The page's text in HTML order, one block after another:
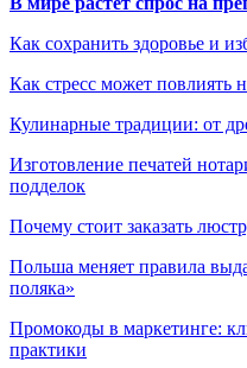
Как сохранить здоровье и
Как стресс может повлиять
Кулинарные традиции: от
Изготовление печатей
подделок
Почему стоит заказать
Польша меняет правила
поляка»
Промокоды в маркетинге:
практики